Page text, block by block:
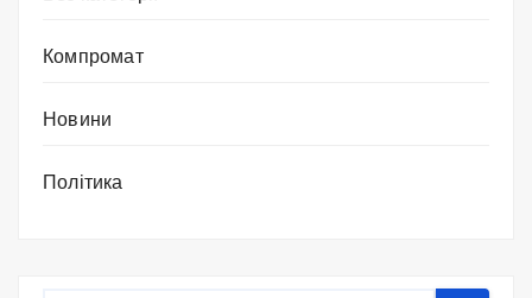
Компромат
Новини
Політика